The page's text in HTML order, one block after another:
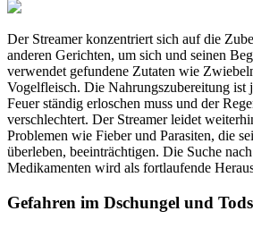
Der Streamer konzentriert sich auf die
anderen Gerichten, um sich und seinen
verwendet gefundene Zutaten wie
Vogelfleisch. Die Nahrungszubereitung ist
Feuer ständig erloschen muss und der
verschlechtert. Der Streamer leidet
Problemen wie Fieber und Parasiten, die
überleben, beeinträchtigen. Die Suche
Medikamenten wird als fortlaufende
Gefahren im Dschungel und